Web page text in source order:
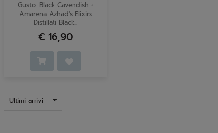
Gusto: Black Cavendish +
Amarena Azhad's Elixirs
Distillati Black...
€ 16,90
Ultimi arrivi